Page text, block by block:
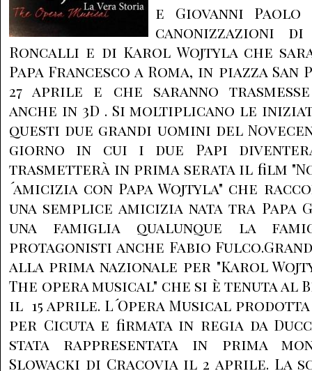
e Giovanni
canonizzazioni di
Roncalli e di Karol Wojtyla che
Papa Francesco a Roma, in piazza
27 aprile e che saranno
anche in 3D . Si moltiplicano le
questi due grandi uomini del
giorno in cui i due Papi
trasmetterà in prima serata il film
´amicizia con Papa Wojtyla" che
una semplice amicizia nata tra Papa
una famiglia qualunque la
protagonisti anche Fabio
alla prima nazionale per "Karol
The opera musical" che si è tenuta al
il 15 aprile. L´Opera Musical
per Cicuta e firmata in regia da
stata rappresentata in prima
Slowacki di Cracovia il 2 aprile. La